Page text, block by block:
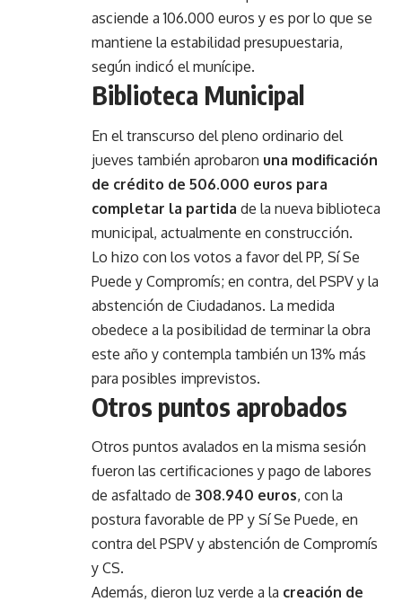
asciende a 106.000 euros y es por lo que se
mantiene la estabilidad presupuestaria,
según indicó el munícipe.
Biblioteca Municipal
En el transcurso del pleno ordinario del
jueves también aprobaron una modificación
de crédito de 506.000 euros para
completar la partida de la nueva biblioteca
municipal, actualmente en construcción.
Lo hizo con los votos a favor del PP, Sí Se
Puede y Compromís; en contra, del PSPV y la
abstención de Ciudadanos. La medida
obedece a la posibilidad de terminar la obra
este año y contempla también un 13% más
para posibles imprevistos.
Otros puntos aprobados
Otros puntos avalados en la misma sesión
fueron las certificaciones y pago de labores
de asfaltado de 308.940 euros, con la
postura favorable de PP y Sí Se Puede, en
contra del PSPV y abstención de Compromís
y CS.
Además, dieron luz verde a la creación de